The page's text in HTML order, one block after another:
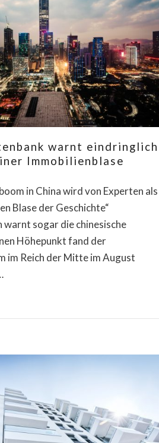
warnt eindringlich
Immobilienblase
in China wird von Experten als
Blase der Geschichte“
warnt sogar die chinesische
Höhepunkt fand der
im Reich der Mitte im August